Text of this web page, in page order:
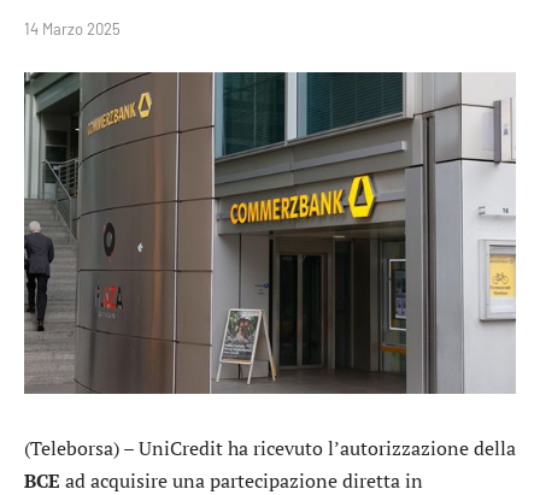
14 Marzo 2025
(Teleborsa) –UniCreditha ricevuto l’autorizzazione della
BCE ad acquisire una partecipazione diretta in